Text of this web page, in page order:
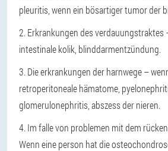
pleuritis, wenn ein bösartiger tumor der
2. Erkrankungen des verdauungstraktes
intestinale kolik, blinddarmentzündung.
3. Die erkrankungen der harnwege –
retroperitoneale hämatome,
glomerulonephritis, abszess der nieren.
4. Im falle von problemen mit dem
Wenn eine person hat die